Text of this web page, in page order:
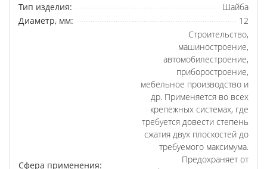
Тип изделия:
Шайба
Диаметр, мм:
12
Сфера применения:
Строительство,
машиностроение,
автомобилестроение,
приборостроение,
мебельное производство и
др. Применяется во всех
крепежных системах, где
требуется довести степень
сжатия двух плоскостей до
требуемого максимума.
Предохраняет от